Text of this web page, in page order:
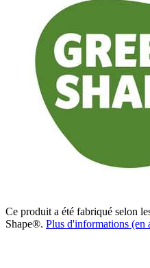
Ce produit a été fabriqué selon
Shape®. Plus d'informations (en